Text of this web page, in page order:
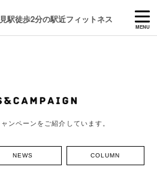
駅徒歩2分の駅近フィットネス
MENU
ンペーンをご紹介しています。
NEWS COLUMN